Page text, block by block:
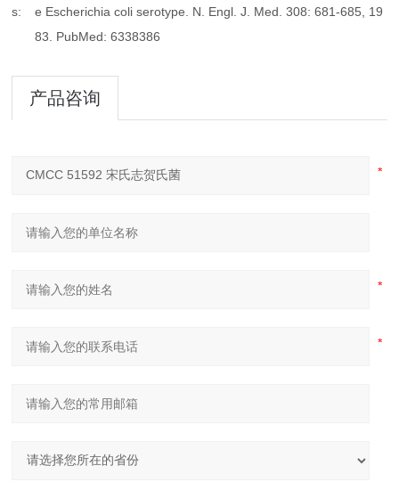
s:
e Escherichia coli serotype. N. Engl. J. Med. 308: 681-685, 19
83. PubMed: 6338386
产品咨询